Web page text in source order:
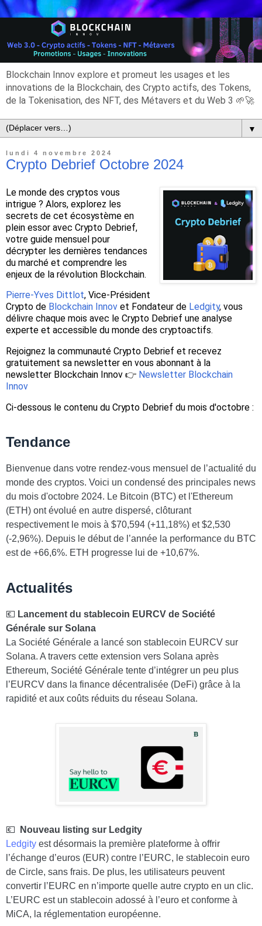
Blockchain Innov explore et promeut les usages et les
innovations de la Blockchain, des Crypto actifs, des Tokens,
de la Tokenisation, des NFT, des Métavers et du Web 3 🌱🚀
▼
lundi 4 novembre 2024
Crypto Debrief Octobre 2024
Le monde des cryptos vous
intrigue ? Alors, explorez les
secrets de cet écosystème en
plein essor avec Crypto Debrief,
votre guide mensuel pour
décrypter les dernières tendances
du marché et comprendre les
enjeux de la révolution Blockchain.
Pierre-Yves Dittlot, Vice-Président
Crypto de Blockchain Innov et Fondateur de Ledgity, vous
délivre chaque mois avec le Crypto Debrief une analyse
experte et accessible du monde des cryptoactifs.
Rejoignez la communauté Crypto Debrief et recevez
gratuitement sa newsletter en vous abonnant à la
newsletter Blockchain Innov 👉 Newsletter Blockchain
Innov
Ci-dessous le contenu du Crypto Debrief du mois d'octobre :
Tendance
Bienvenue dans votre rendez-vous mensuel de l’actualité du
monde des cryptos. Voici un condensé des principales news
du mois d'octobre 2024. Le Bitcoin (BTC) et l'Ethereum
(ETH) ont évolué en autre dispersé, clôturant
respectivement le mois à $70,594 (+11,18%) et $2,530
(-2,96%). Depuis le début de l’année la performance du BTC
est de +66,6%. ETH progresse lui de +10,67%.
Actualités
💶 Lancement du stablecoin EURCV de Société
Générale sur Solana
La Société Générale a lancé son stablecoin EURCV sur
Solana. A travers cette extension vers Solana après
Ethereum, Société Générale tente d’intégrer un peu plus
l’EURCV dans la finance décentralisée (DeFi) grâce à la
rapidité et aux coûts réduits du réseau Solana.
💶
Nouveau listing sur Ledgity
Ledgity est désormais la première plateforme à offrir
l’échange d’euros (EUR) contre l’EURC, le stablecoin euro
de Circle, sans frais. De plus, les utilisateurs peuvent
convertir l’EURC en n’importe quelle autre crypto en un clic.
L’EURC est un stablecoin adossé à l’euro et conforme à
MiCA, la réglementation européenne.